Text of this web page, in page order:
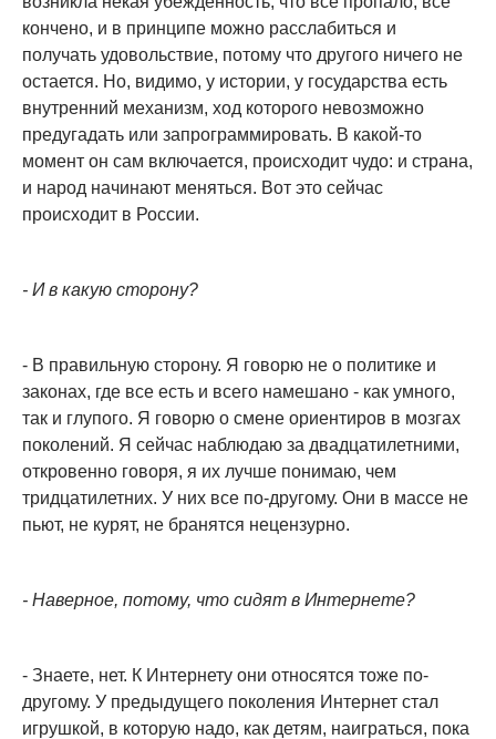
кончено, и в принципе можно расслабиться и
получать удовольствие, потому что другого ничего не
остается. Но, видимо, у истории, у государства есть
внутренний механизм, ход которого невозможно
предугадать или запрограммировать. В какой-то
момент он сам включается, происходит чудо: и страна,
и народ начинают меняться. Вот это сейчас
происходит в России.
- И в какую сторону?
- В правильную сторону. Я говорю не о политике и
законах, где все есть и всего намешано - как умного,
так и глупого. Я говорю о смене ориентиров в мозгах
поколений. Я сейчас наблюдаю за двадцатилетними,
откровенно говоря, я их лучше понимаю, чем
тридцатилетних. У них все по-другому. Они в массе не
пьют, не курят, не бранятся нецензурно.
- Наверное, потому, что сидят в Интернете?
- Знаете, нет. К Интернету они относятся тоже по-
другому. У предыдущего поколения Интернет стал
игрушкой, в которую надо, как детям, наиграться, пока